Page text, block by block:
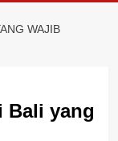
WAJIB
Bali yang